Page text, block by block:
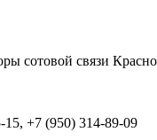
сотовой связи
15, +7 (950) 314-89-09